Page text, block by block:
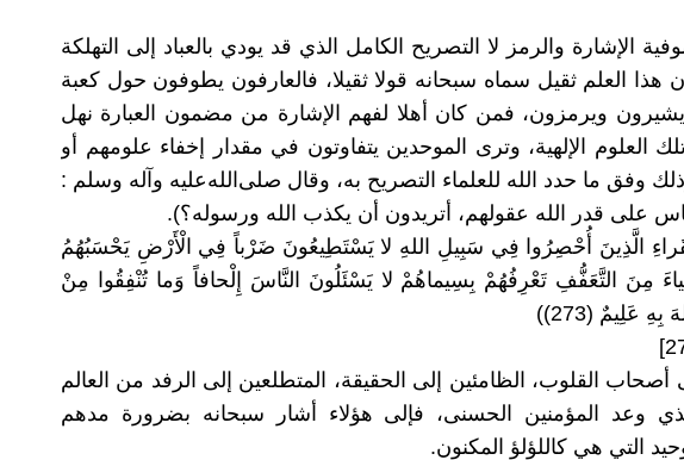
الإشارة والرمز لا التصريح الكامل الذي قد يودي بالعباد إلى التهلكة
هذا العلم ثقيل سماه سبحانه قولا ثقيلا، فالعارفون يطوفون حول كعبة
ويرمزون، فمن كان أهلا لفهم الإشارة من مضمون العبارة نهل
العلوم الإلهية، وترى الموحدين يتفاوتون في مقدار إخفاء علومهم أو
وفق ما حدد الله للعلماء التصريح به، وقال صلى‌الله‌عليه‌ وآله وسلم :
على قدر الله عقولهم، أتريدون أن يكذب الله ورسوله؟).
الَّذِينَ أُحْصِرُوا فِي سَبِيلِ اللهِ لا يَسْتَطِيعُونَ ضَرْباً فِي الْأَرْضِ يَحْسَبُهُمُ
مِنَ التَّعَفُّفِ تَعْرِفُهُمْ بِسِيماهُمْ لا يَسْئَلُونَ النَّاسَ إِلْحافاً وَما تُنْفِقُوا مِنْ
عَلِيمٌ (273))
أصحاب القلوب، الظامئين إلى الحقيقة، المتطلعين إلى الرفد من العالم
وعد المؤمنين الحسنى، فإلى هؤلاء أشار سبحانه بضرورة مدهم
التي هي كاللؤلؤ المكنون.